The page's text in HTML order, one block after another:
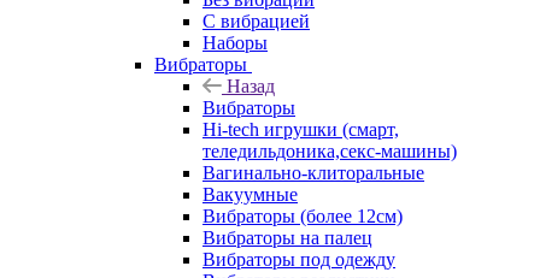
С вибрацией
Наборы
Вибраторы
Назад
Вибраторы
Hi-tech игрушки (смарт,
теледильдоника,секс-машины)
Вагинально-клиторальные
Вакуумные
Вибраторы (более 12см)
Вибраторы на палец
Вибраторы под одежду